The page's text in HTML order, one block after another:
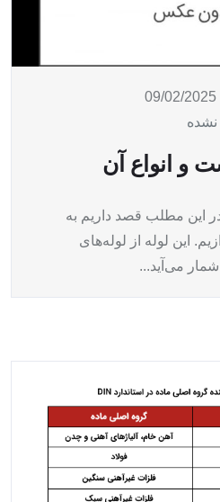
09/02/2025
نشده
و انواع آن
6 دقیقه در این مطلب قصد داریم به
این لوله از لوله‌های
می‌آید...